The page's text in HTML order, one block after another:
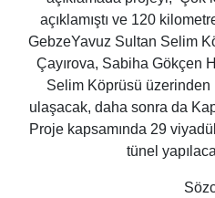
açıklamıştı ve 120
GebzeYavuz Sultan Selim
Çayırova, Sabiha Gökçen
Selim Köprüsü üzerinden
ulaşacak, daha sonra da
Proje kapsamında 29
tünel